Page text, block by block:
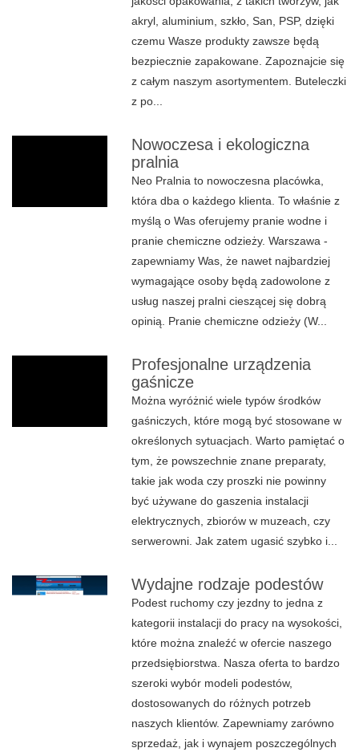
akryl, aluminium, szkło, San, PSP, dzięki
czemu Wasze produkty zawsze będą
bezpiecznie zapakowane. Zapoznajcie się
z całym naszym asortymentem. Buteleczki
z po...
Nowoczesa i ekologiczna
pralnia
Neo Pralnia to nowoczesna placówka,
która dba o każdego klienta. To właśnie z
myślą o Was oferujemy pranie wodne i
pranie chemiczne odzieży. Warszawa -
zapewniamy Was, że nawet najbardziej
wymagające osoby będą zadowolone z
usług naszej pralni cieszącej się dobrą
opinią. Pranie chemiczne odzieży (W...
Profesjonalne urządzenia
gaśnicze
Można wyróżnić wiele typów środków
gaśniczych, które mogą być stosowane w
określonych sytuacjach. Warto pamiętać o
tym, że powszechnie znane preparaty,
takie jak woda czy proszki nie powinny
być używane do gaszenia instalacji
elektrycznych, zbiorów w muzeach, czy
serwerowni. Jak zatem ugasić szybko i...
Wydajne rodzaje podestów
Podest ruchomy czy jezdny to jedna z
kategorii instalacji do pracy na wysokości,
które można znaleźć w ofercie naszego
przedsiębiorstwa. Nasza oferta to bardzo
szeroki wybór modeli podestów,
dostosowanych do różnych potrzeb
naszych klientów. Zapewniamy zarówno
sprzedaż, jak i wynajem poszczególnych